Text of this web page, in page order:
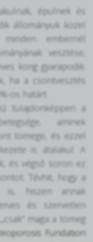
épülnek és
állományuk közel
minden embernél
vesztése,
korig gyarapodik.
ha a csontvesztés
os határt.
tulajdonképpen a
aminek
tömege, és ezzel
is átalakul. A
és végső soron ez
Tévhit, hogy a
is, hiszen annak
és szervetlen
maga a tömeg
Fundation